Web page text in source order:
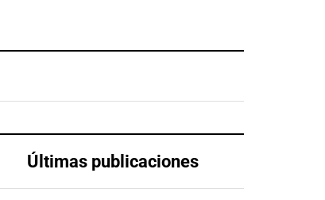
Últimas publicaciones